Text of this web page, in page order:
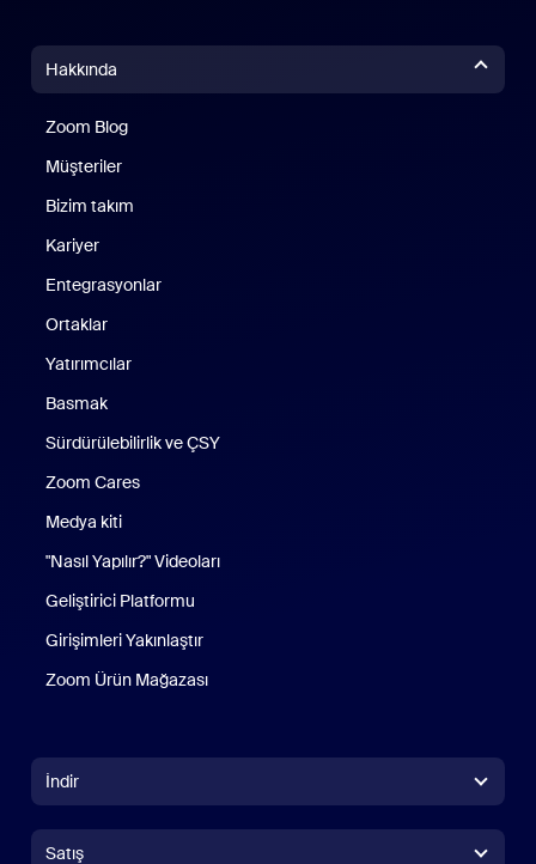
Hakkında
Zoom Blog
Müşteriler
Bizim takım
Kariyer
Entegrasyonlar
Ortaklar
Yatırımcılar
Basmak
Sürdürülebilirlik ve ÇSY
Zoom Cares
Medya kiti
"Nasıl Yapılır?" Videoları
Geliştirici Platformu
Girişimleri Yakınlaştır
Zoom Ürün Mağazası
İndir
Satış